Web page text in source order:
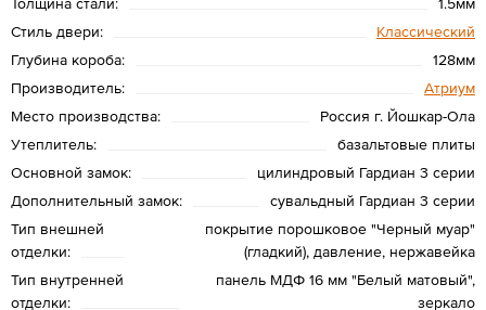
Стиль двери:
Классический
Глубина короба:
128мм
Производитель:
Атриум
Место производства:
Россия г. Йошкар-Ола
Утеплитель:
базальтовые плиты
Основной замок:
цилиндровый Гардиан 3 серии
Дополнительный замок:
сувальдный Гардиан 3 серии
Тип внешней
отделки:
покрытие порошковое "Черный муар"
(гладкий), давление, нержавейка
Тип внутренней
отделки:
панель МДФ 16 мм "Белый матовый",
зеркало